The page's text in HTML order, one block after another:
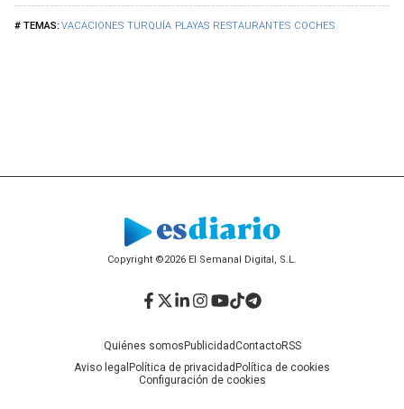
VACACIONES TURQUÍA PLAYAS RESTAURANTES COCHES
Copyright ©2026 El Semanal Digital, S.L.
Quiénes somos PublicidadContactoRSS
Aviso legal Política de privacidad Política de cookies
Configuración de cookies
Facebook
Twitter
LinkedIn
Instagram
YouTube
TikTok
Telegram